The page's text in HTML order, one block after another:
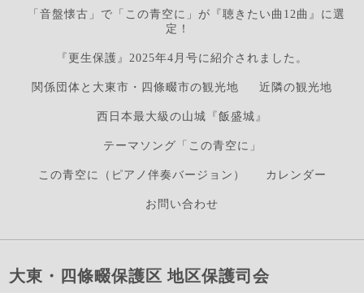
「音盤懐古」で「この青空に」が『聴きたい曲12曲』に選
定！
『更生保護』2025年4月号に紹介されました。
関係団体と大東市・四條畷市の観光地 近隣の観光地
西日本最大級の山城『飯盛城』
テーマソング「この青空に」
この青空に（ピアノ伴奏バージョン） カレンダー
お問い合わせ
大東・四條畷保護区 地区保護司会